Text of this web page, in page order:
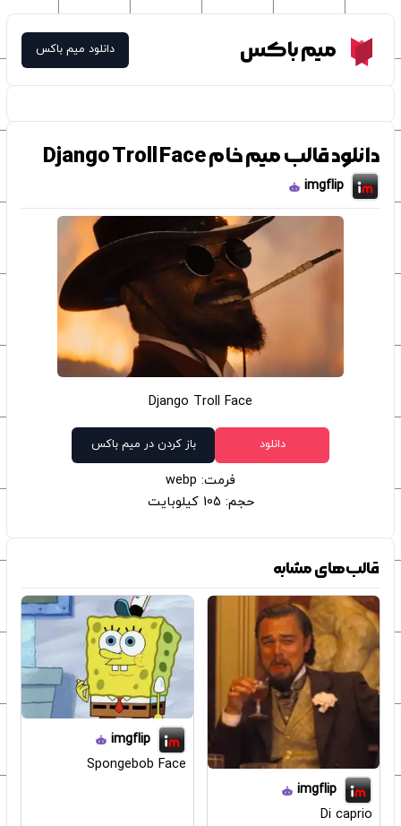
Meme Boxمیم باکس دانلود میم باکس
دانلود قالب میم خام Django Troll Face
imgflip
Django Troll Face
دانلود باز کردن در میم باکس
فرمت: webp
حجم: 105 کیلوبایت
قالب‌های مشابه
imgflip
Di caprio
imgflip
Spongebob Face